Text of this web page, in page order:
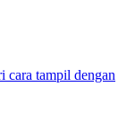
cara tampil dengan